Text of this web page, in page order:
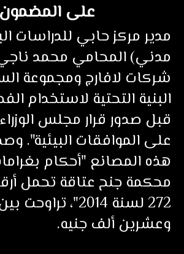
على المضمون
مدير مركز حابي للدراسات
مدني) المحامي محمد
شركات لافارج ومجموعة
البنية التحتية لاستخدام
قبل صدور قرار مجلس
على الموافقات البيئية".
هذه المصانع "أحكام
272 لسنة 2014"،
وعشرين ألف جنيه.